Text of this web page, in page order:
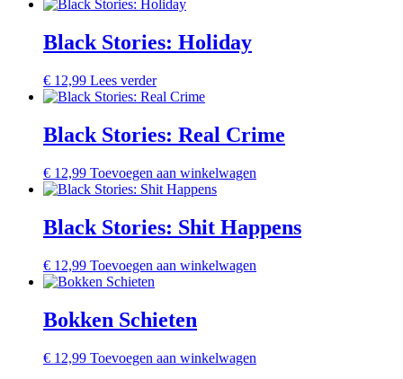
Black Stories: Holiday
€ 12,99 Lees verder
Black Stories: Real Crime
€ 12,99 Toevoegen aan winkelwagen
Black Stories: Shit Happens
€ 12,99 Toevoegen aan winkelwagen
Bokken Schieten
€ 12,99 Toevoegen aan winkelwagen